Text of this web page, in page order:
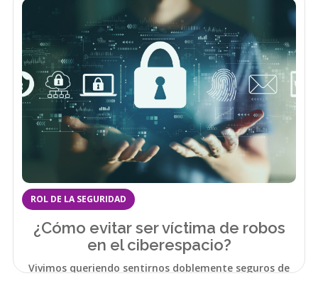
ROL DE LA SEGURIDAD
¿Cómo evitar ser víctima de robos
en el ciberespacio?
Vivimos queriendo sentirnos doblemente seguros de